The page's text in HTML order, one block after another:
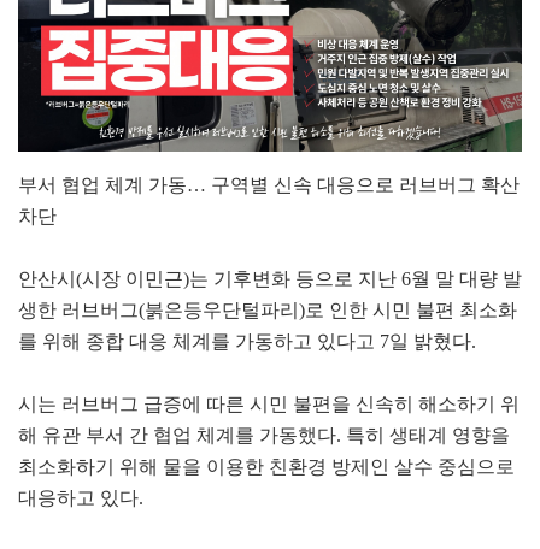
부서 협업 체계 가동… 구역별 신속 대응으로 러브버그 확산
차단
안산시(시장 이민근)는 기후변화 등으로 지난 6월 말 대량 발
생한 러브버그(붉은등우단털파리)로 인한 시민 불편 최소화
를 위해 종합 대응 체계를 가동하고 있다고 7일 밝혔다.
시는 러브버그 급증에 따른 시민 불편을 신속히 해소하기 위
해 유관 부서 간 협업 체계를 가동했다. 특히 생태계 영향을
최소화하기 위해 물을 이용한 친환경 방제인 살수 중심으로
대응하고 있다.